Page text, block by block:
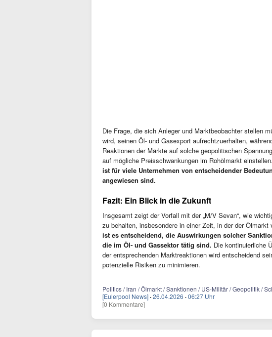
Die Frage, die sich Anleger und Marktbeobachter stellen
wird, seinen Öl- und Gasexport aufrechtzuerhalten,
Reaktionen der Märkte auf solche geopolitischen
auf mögliche Preisschwankungen im Rohölmarkt einstellen.
ist für viele Unternehmen von entscheidender
angewiesen sind.
Fazit: Ein Blick in die Zukunft
Insgesamt zeigt der Vorfall mit der „M/V Sevan“, wie
zu behalten, insbesondere in einer Zeit, in der der
ist es entscheidend, die Auswirkungen solcher
die im Öl- und Gassektor tätig sind. Die kontinuierliche
der entsprechenden Marktreaktionen wird entscheidend
potenzielle Risiken zu minimieren.
Politics / Iran / Ölmarkt / Sanktionen / US-Militär / Geopolitik /
[Eulerpool News] ·26.04.2026 ·06:27 Uhr
[0 Kommentare]